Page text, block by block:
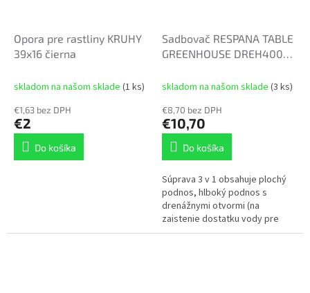
Opora pre rastliny KRUHY
39x16 čierna
skladom na našom sklade (1 ks)
€1,63 bez DPH
€2
Do košíka
Sadbovač RESPANA TABLE
GREENHOUSE DREH400
skladom na našom sklade (3 ks)
€8,70 bez DPH
€10,70
Do košíka
Súprava 3 v 1 obsahuje plochý
podnos, hlboký podnos s
drenážnymi otvormi (na
zaistenie dostatku vody pre
vaše rastliny) a vetracie veko na